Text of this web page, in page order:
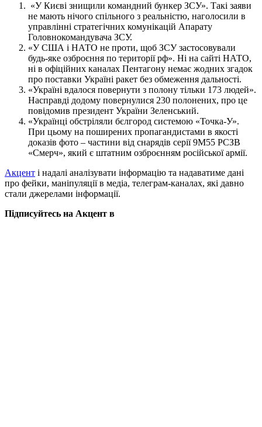
«У Києві знищили командний бункер ЗСУ». Такі заяви
не мають нічого спільного з реальністю, наголосили в
управлінні стратегічних комунікацій Апарату
Головнокомандувача ЗСУ.
«У США і НАТО не проти, щоб ЗСУ застосовували
будь-яке озброєння по території рф». Ні на сайті НАТО,
ні в офіційних каналах Пентагону немає жодних згадок
про поставки Україні ракет без обмеження дальності.
«Україні вдалося повернути з полону тільки 173 людей».
Насправді додому повернулися 230 полонених, про це
повідомив президент України Зеленський.
«Українці обстріляли бєлгород системою «Точка-У».
При цьому на поширених пропагандистами в якості
доказів фото – частини від снарядів серії 9М55 РСЗВ
«Смерч», який є штатним озброєнням російської армії.
Акцент і надалі аналізувати інформацію та надаватиме дані
про фейки, маніпуляції в медіа, телеграм-каналах, які давно
стали джерелами інформації.
Підписуйтесь на Акцент в